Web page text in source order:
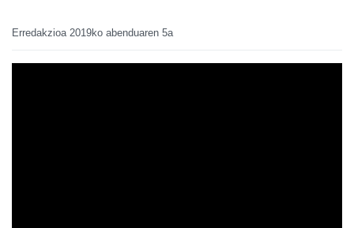
Erredakzioa 2019ko abenduaren 5a